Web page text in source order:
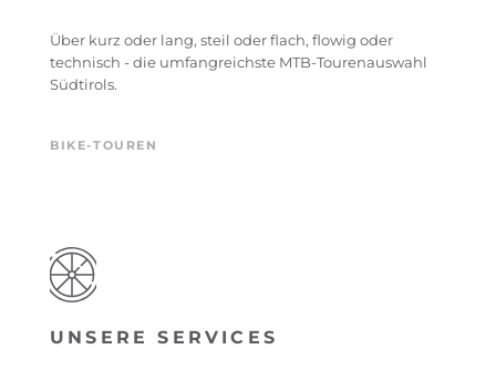
Über kurz oder lang, steil oder flach, flowig oder
technisch - die umfangreichste MTB-Tourenauswahl
Südtirols.
BIKE-TOUREN
UNSERE SERVICES